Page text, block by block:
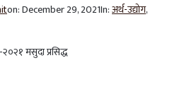
on:December 29, 2021In:अर्थ-उद्योग,